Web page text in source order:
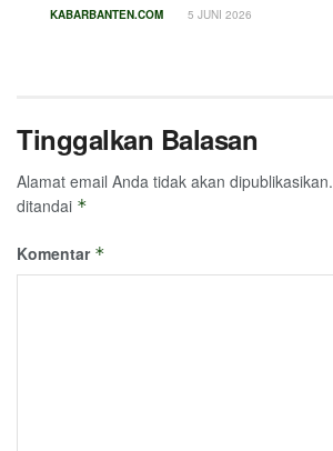
KABARBANTEN.COM 5 JUNI 2026
Tinggalkan Balasan
Alamat email Anda tidak akan dipublikasikan.
ditandai *
Komentar *